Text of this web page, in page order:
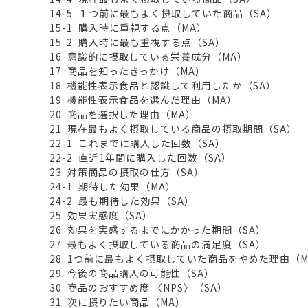
14-5. １つ前に最もよく摂取していた商品（SA）
15-1. 購入時に重視する点（MA）
15-2. 購入時に最も重視する点（SA）
16. 意識的に摂取している栄養成分（MA）
17. 商品を知ったきっかけ（MA）
18. 機能性表示食品と認識して利用したか（SA）
19. 機能性表示食品を選んだ理由（MA）
20. 商品を選択した理由（MA）
21. 現在最もよく摂取している商品の摂取期間（SA）
22-1. これまでに購入した回数（SA）
22-2. 直近1年間に購入した回数（SA）
23. 対策商品の摂取の仕方（SA）
24-1. 期待した効果（MA）
24-2. 最も期待した効果（SA）
25. 効果実感度（SA）
26. 効果を実感するまでにかかった期間（SA）
27. 最もよく摂取している商品の満足度（SA）
28. 1つ前に最もよく摂取していた商品をやめた理由（
29. 今後の商品購入の可能性（SA）
30. 商品のおすすめ度 〈NPS〉（SA）
31. 次に摂りたい商品（MA）